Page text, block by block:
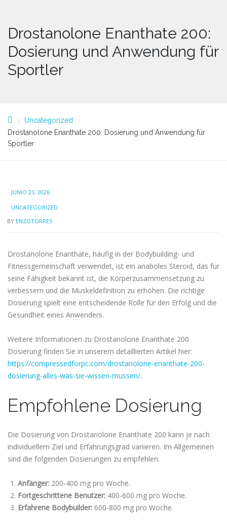
Drostanolone Enanthate 200:
Dosierung und Anwendung für
Sportler
Uncategorized
Drostanolone Enanthate 200: Dosierung und Anwendung für
Sportler
JUNIO 23, 2026
UNCATEGORIZED
BY ENZOTORRES
Drostanolone Enanthate, häufig in der Bodybuilding- und
Fitnessgemeinschaft verwendet, ist ein anaboles Steroid, das für
seine Fähigkeit bekannt ist, die Körperzusammensetzung zu
verbessern und die Muskeldefinition zu erhöhen. Die richtige
Dosierung spielt eine entscheidende Rolle für den Erfolg und die
Gesundheit eines Anwenders.
Weitere Informationen zu Drostanolone Enanthate 200
Dosierung finden Sie in unserem detaillierten Artikel hier:
https://compressedforpc.com/drostanolone-enanthate-200-
dosierung-alles-was-sie-wissen-mussen/.
Empfohlene Dosierung
Die Dosierung von Drostanolone Enanthate 200 kann je nach
individuellem Ziel und Erfahrungsgrad variieren. Im Allgemeinen
sind die folgenden Dosierungen zu empfehlen:
Anfänger: 200-400 mg pro Woche.
Fortgeschrittene Benutzer: 400-600 mg pro Woche.
Erfahrene Bodybuilder: 600-800 mg pro Woche.